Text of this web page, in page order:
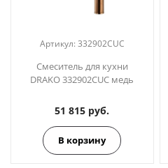
Артикул: 332902CUC
Смеситель для кухни
DRAKO 332902CUC медь
51 815 руб.
В корзину